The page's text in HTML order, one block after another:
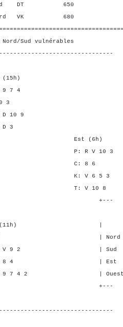
DT 650
VK 680
Sud vulnérables
7 4
3
10 9
3
Est (6h)
2 P: R V
5 4 C:
K: V 6
T: V
| SA P
4 1 1
| Sud 4 1
| Est - -
2 | Ouest -